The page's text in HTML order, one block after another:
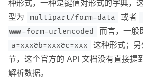
种形式，一种是键值对形式的字典，
型为
multipart/form-data 或者
www-form-urlencoded
而言，一般
a=xxx&b=xxx&c=xxx
这种形式；
节，这个官方的 API 文档没有直接提
解析数据。